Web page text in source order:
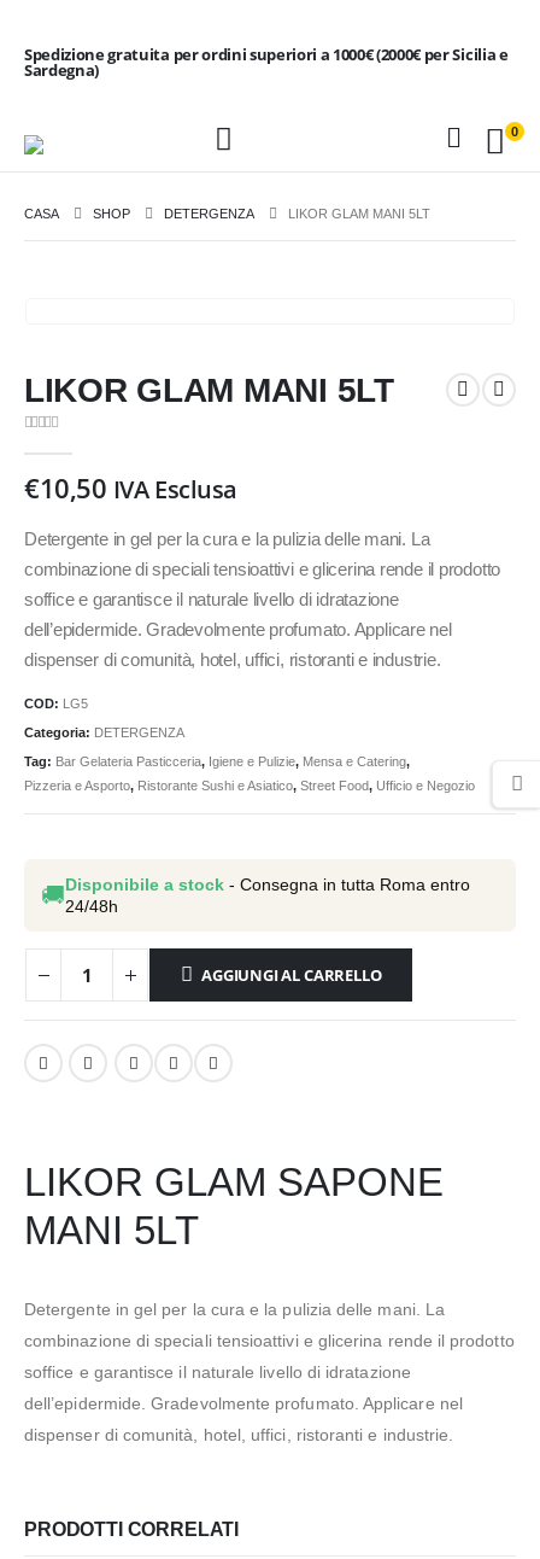
Spedizione gratuita per ordini superiori a 1000€ (2000€ per Sicilia e
Sardegna)
0
CASA SHOP DETERGENZA LIKOR GLAM MANI 5LT
LIKOR GLAM MANI 5LT
€10,50 IVA Esclusa
Detergente in gel per la cura e la pulizia delle mani. La
combinazione di speciali tensioattivi e glicerina rende il prodotto
soffice e garantisce il naturale livello di idratazione
dell’epidermide. Gradevolmente profumato. Applicare nel
dispenser di comunità, hotel, uffici, ristoranti e industrie.
COD:
LG5
Categoria: DETERGENZA
Tag: Bar Gelateria Pasticceria, Igiene e Pulizie, Mensa e Catering,
Pizzeria e Asporto, Ristorante Sushi e Asiatico, Street Food, Ufficio e Negozio
🚚Disponibile a stock - Consegna in tutta Roma entro
24/48h
AGGIUNGI AL CARRELLO
LIKOR GLAM SAPONE
MANI 5LT
Detergente in gel per la cura e la pulizia delle mani. La
combinazione di speciali tensioattivi e glicerina rende il prodotto
soffice e garantisce il naturale livello di idratazione
dell’epidermide. Gradevolmente profumato. Applicare nel
dispenser di comunità, hotel, uffici, ristoranti e industrie.
PRODOTTI CORRELATI